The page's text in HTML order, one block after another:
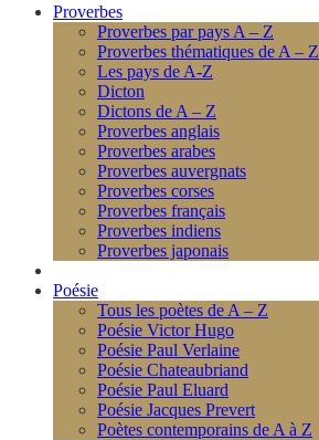
Proverbes
Proverbes par pays A – Z
Proverbes thématiques de A – Z
Les pays de A-Z
Dicton
Dictons de A – Z
Proverbes anglais
Proverbes arabes
Proverbes auvergnats
Proverbes corses
Proverbes français
Proverbes indiens
Proverbes japonais
Poésie
Tous les poètes de A – Z
Poésie Victor Hugo
Poésie Paul Verlaine
Poésie Chateaubriand
Poésie Paul Eluard
Poésie Jacques Prevert
Poètes contemporains de A à Z